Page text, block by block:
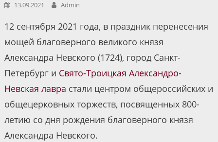
13.09.2021 Admin
12 сентября 2021 года, в праздник перенесения
мощей благоверного великого князя
Александра Невского (1724), город Санкт-
Петербург и Свято-Троицкая Александро-
Невская лавра стали центром общероссийских и
общецерковных торжеств, посвященных 800-
летию со дня рождения благоверного князя
Александра Невского.